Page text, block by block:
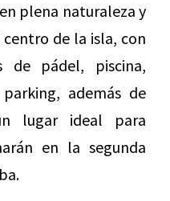
plena naturaleza y
de la isla, con
pádel, piscina,
además de
lugar ideal para
en la segunda